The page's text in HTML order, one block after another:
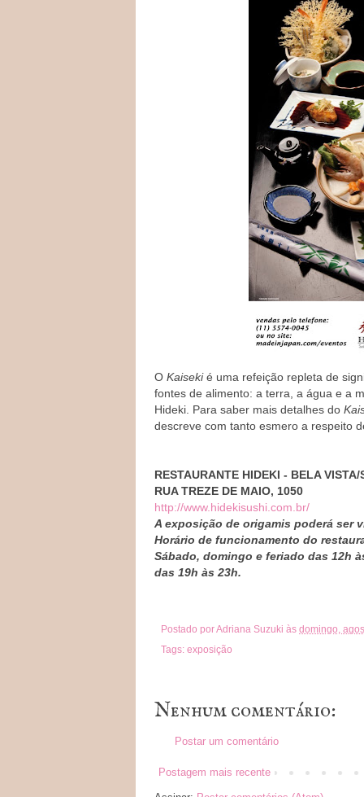
O Kaisekié uma refeição repleta de
fontes de alimento: a terra, a água e a
Hideki. Para saber mais detalhes do
descreve com tanto esmero a respeito
RESTAURANTE HIDEKI - BELA
RUA TREZE DE MAIO, 1050
http://www.hidekisushi.com.br/
A exposição de origamis poderá ser
Horário de funcionamento do
Sábado, domingo e feriado das 12h
das 19h às 23h.
Postado porAdriana Suzuki às domingo,
Tags: exposição
Nenhum comentário:
Postar um comentário
Postagem mais recente